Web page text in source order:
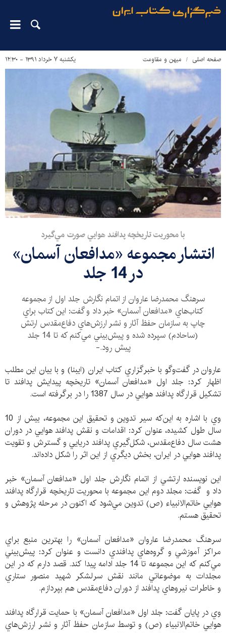
صفحه اصلی میهن و مقاومت یکشنبه ۷ خرداد ۱۳۹۱ - ۱۲:۳۰
با محوريت تاريخچه پدافند هوايي صورت مي‌گيرد
انتشار مجموعه «مدافعان آسمان»
در 14 جلد
سرهنگ محمدرضا عاروان از اتمام نگارش جلد اول از مجموعه
كتاب‌هاي «مدافعان آسمان» خبر داد و گفت: اين كتاب براي
چاپ به سازمان حفظ آثار و نشر ارزش‌هاي دفاع‌مقدس ارتش
‌(ساحادم) سپرده شده و پيش‌بيني مي‌كنم كه تا 14 جلد
پيش رود.-
عاروان در گفت‌وگو با خبرگزاري كتاب ايران (ايبنا) و با بيان اين مطلب
اظهار كرد: جلد اول «مدافعان آسمان» تاريخچه پيدايش پدافند تا
تشكيل قرارگاه پدافند هوايي در سال 1387 را در برگرفته است.
وي با اشاره به اين‌كه سير تدوين و تحقيق اين مجموعه، بيش از 10
سال طول كشيده، عنوان كرد: اقدامات و نقش پدافند هوايي در دوران
هشت سال دفاع‌مقدس، شكل‌گيري پدافند دريايي و گسترش و تقويت
پدافند هوايي در ايران، بخش ديگري از اين اثر را شكل داده‌اند.
اين نويسنده ارتشي از اتمام نگارش جلد اول «مدافعان آسمان» خبر
داد و گفت: مجلد دوم اين مجموعه با محوريت تاريخچه قرارگاه پدافند
هوايي خاتم‌الانبياء (ص) تدوين مي‌شود كه اكنون در مرحله پژوهش و
تحقيق هستم.
سرهنگ محمدرضا عاروان «مدافعان آسمان» را بهترين منبع براي
مراكز آموزشي و گروه‌هاي پدافندي دانست و عنوان كرد: پيش‌بيني
مي‌كنم كه این مجموعه تا 14 جلد ادامه پيدا كند. قصد دارم كه در این
مجلدات به موضوعاتي مانند نقش سرلشکر شهيد منصور ستاري
و خاطرات نيروهاي پدافند از دوران دفاع‌مقدس هم بپردازم.
وي در پايان گفت: جلد اول «مدافعان آسمان» با حمايت قرارگاه پدافند
هوايي خاتم‌الانبياء (ص) و توسط سازمان حفظ آثار و نشر ارزش‌هاي